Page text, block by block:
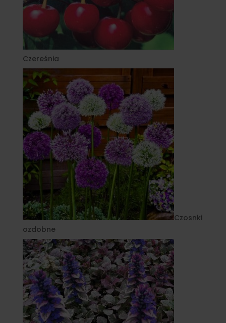
Czereśnia
Czosnki
ozdobne